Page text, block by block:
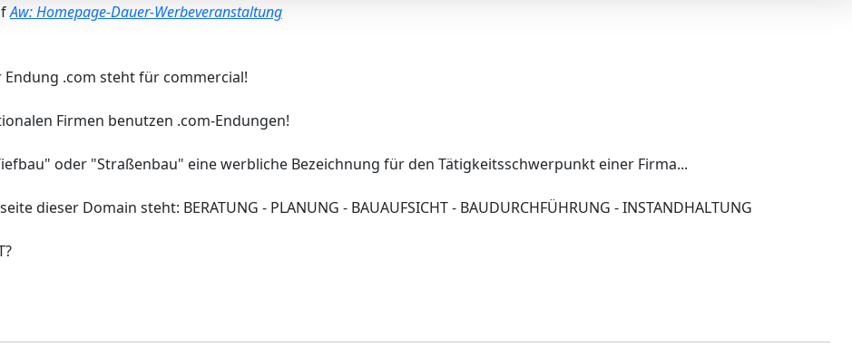
Aw: Homepage-Dauer-Werbeveranstaltung
Endung .com steht für commercial!
Firmen benutzen .com-Endungen!
oder "Straßenbau" eine werbliche Bezeichnung für den Tätigkeitsschwerpunkt einer Firma...
dieser Domain steht: BERATUNG - PLANUNG - BAUAUFSICHT - BAUDURCHFÜHRUNG - INSTANDHALTUNG